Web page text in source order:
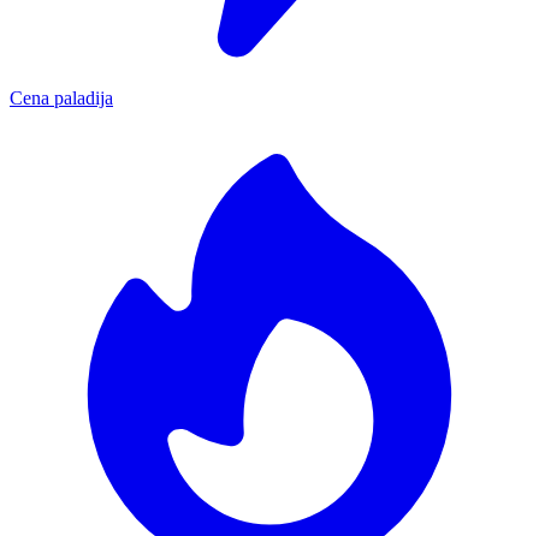
Cena paladija